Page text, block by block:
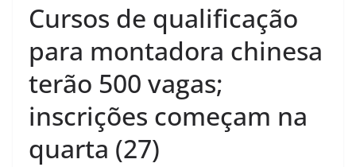
Cursos de qualificação
para montadora chinesa
terão 500 vagas;
inscrições começam na
quarta (27)